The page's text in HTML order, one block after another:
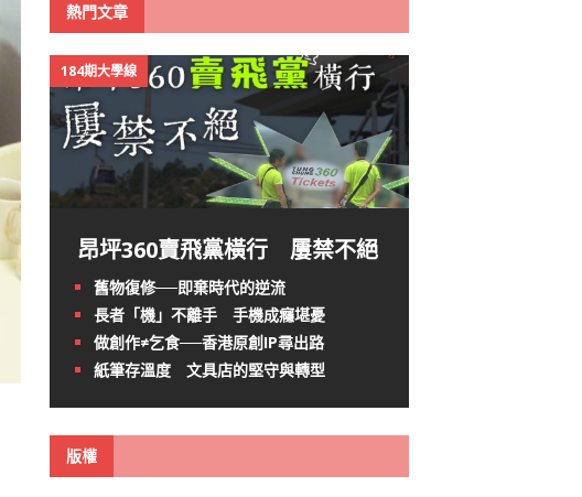
熱門文章
184期大學線
昂坪360賣飛黨橫行 屢禁不絕
舊物復修──即棄時代的逆流
長者「機」不離手 手機成癮堪憂
做創作≠乞食──香港原創IP尋出路
紙筆存溫度 文具店的堅守與轉型
版權